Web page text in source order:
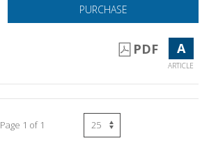
PURCHASE
PDF A
ARTICLE
Page 1 of 1